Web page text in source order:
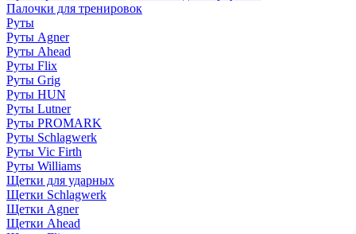
Палочки для тренировок
Руты
Руты Agner
Руты Ahead
Руты Flix
Руты Grig
Руты HUN
Руты Lutner
Руты PROMARK
Руты Schlagwerk
Руты Vic Firth
Руты Williams
Щетки для ударных
Щетки Schlagwerk
Щетки Agner
Щетки Ahead